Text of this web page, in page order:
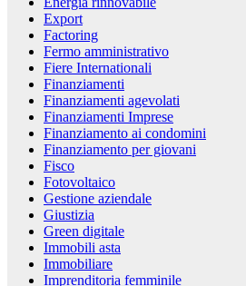
Export
Factoring
Fermo amministrativo
Fiere Internationali
Finanziamenti
Finanziamenti agevolati
Finanziamenti Imprese
Finanziamento ai condomini
Finanziamento per giovani
Fisco
Fotovoltaico
Gestione aziendale
Giustizia
Green digitale
Immobili asta
Immobiliare
Imprenditoria femminile